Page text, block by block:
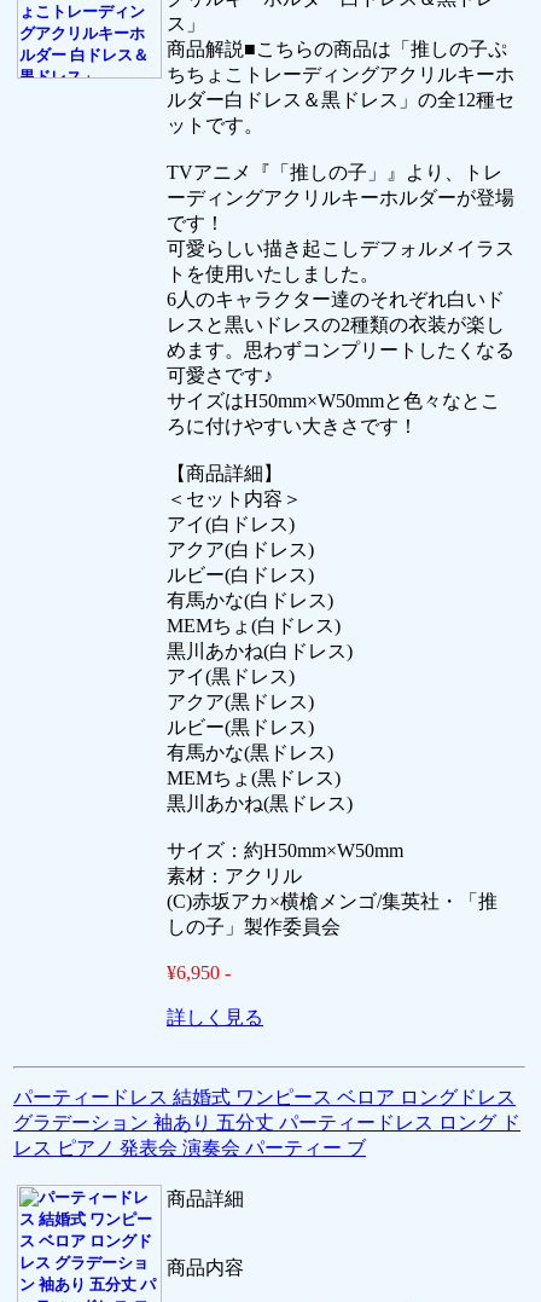
ス」
商品解説■こちらの商品は「推しの子ぷ
ちちょこトレーディングアクリルキーホ
ルダー白ドレス＆黒ドレス」の全12種セ
ットです。
TVアニメ『「推しの子」』より、トレ
ーディングアクリルキーホルダーが登場
です！
可愛らしい描き起こしデフォルメイラス
トを使用いたしました。
6人のキャラクター達のそれぞれ白いド
レスと黒いドレスの2種類の衣装が楽し
めます。思わずコンプリートしたくなる
可愛さです♪
サイズはH50mm×W50mmと色々なとこ
ろに付けやすい大きさです！
【商品詳細】
＜セット内容＞
アイ(白ドレス)
アクア(白ドレス)
ルビー(白ドレス)
有馬かな(白ドレス)
MEMちょ(白ドレス)
黒川あかね(白ドレス)
アイ(黒ドレス)
アクア(黒ドレス)
ルビー(黒ドレス)
有馬かな(黒ドレス)
MEMちょ(黒ドレス)
黒川あかね(黒ドレス)
サイズ：約H50mm×W50mm
素材：アクリル
(C)赤坂アカ×横槍メンゴ/集英社・「推
しの子」製作委員会
¥6,950 -
詳しく見る
パーティードレス 結婚式 ワンピース ベロア ロングドレス
グラデーション 袖あり 五分丈 パーティードレス ロング ド
レス ピアノ 発表会 演奏会 パーティー ブ
商品詳細
商品内容